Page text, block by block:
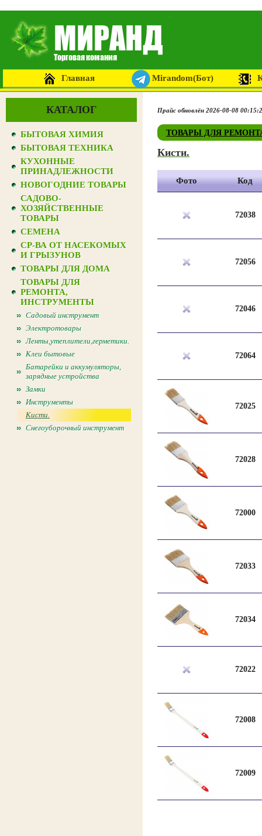
Главная Mirandom(Бот)
КАТАЛОГ
БЫТОВАЯ ХИМИЯ
БЫТОВАЯ ТЕХНИКА
КУХОННЫЕ
ПРИНАДЛЕЖНОСТИ
НОВОГОДНИЕ ТОВАРЫ
САДОВО-
ХОЗЯЙСТВЕННЫЕ
ТОВАРЫ
СЕМЕНА
СР-ВА ОТ НАСЕКОМЫХ
И ГРЫЗУНОВ
ТОВАРЫ ДЛЯ ДОМА
ТОВАРЫ ДЛЯ
РЕМОНТА,
ИНСТРУМЕНТЫ
Садовый инструмент
Электротовары
Ленты,утеплители,герметики.
Клеи бытовые
Батарейки и аккумуляторы,
зарядные устройства
Замки
Инструменты
Кисти.
Снегоуборочный инструмент
Прайс обновлён 2026-08-08
ТОВАРЫ ДЛЯ
Кисти.
Фото Код
72038
72056
72046
72064
72025
72028
72000
72033
72034
72022
72008
72009